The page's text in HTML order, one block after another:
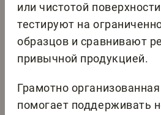
или чистотой
тестируют на
образцов и сравнивают
привычной продукцией.
Грамотно
помогает поддерживать